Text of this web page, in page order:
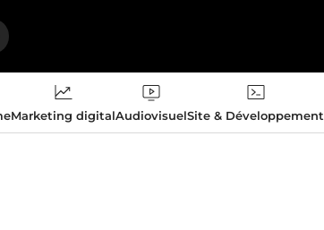
Marketing digitalAudiovisuelSite & Développement